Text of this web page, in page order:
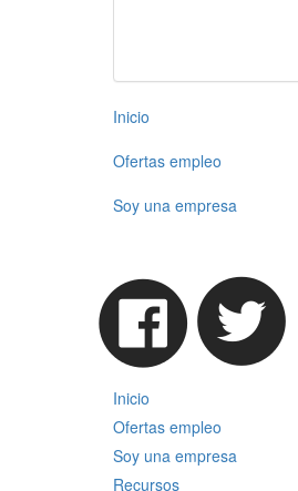
Inicio
Ofertas empleo
Soy una empresa
Inicio
Ofertas empleo
Soy una empresa
Recursos